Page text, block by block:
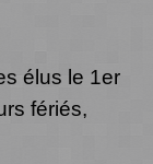
élus le 1er
fériés,